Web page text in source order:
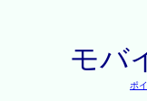
モバ
ポ